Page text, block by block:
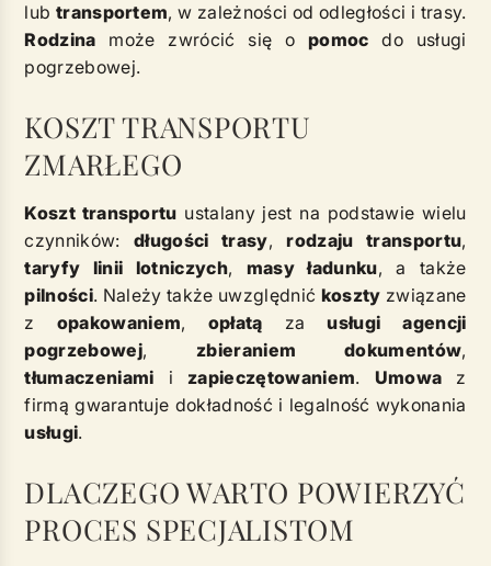
lub transportem, w zależności od odległości i trasy.
Rodzina może zwrócić się opomoc do usługi
pogrzebowej.
KOSZT TRANSPORTU
ZMARŁEGO
Koszt transportu ustalany jest na podstawie wielu
czynników:długości trasy,rodzaju transportu,
taryfy linii lotniczych, masy ładunku, a także
pilności. Należy także uwzględnić koszty związane
z opakowaniem, opłatą zausługi
agencji
pogrzebowej,zbieraniem dokumentów,
tłumaczeniami izapieczętowaniem. Umowa z
firmą gwarantuje dokładność i legalność wykonania
usługi.
DLACZEGO WARTO POWIERZYĆ
PROCES SPECJALISTOM